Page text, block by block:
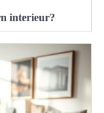
interieur?